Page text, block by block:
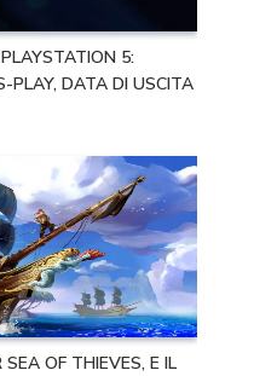
5:
PLAY, DATA DI USCITA
OF THIEVES, E IL